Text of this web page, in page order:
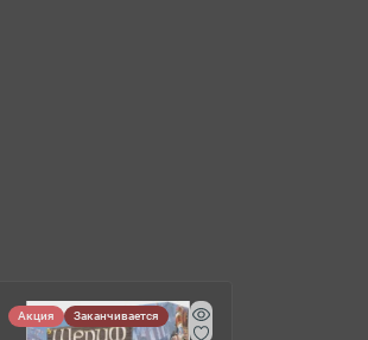
Акция Заканчивается